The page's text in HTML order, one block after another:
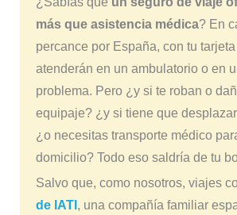
más que asistencia médica? En
percance por España, con tu
atenderán en un ambulatorio o en
problema. Pero ¿y si te roban o
equipaje? ¿y si tiene que
¿o necesitas transporte médico
domicilio? Todo eso saldría de tu
Salvo que, como nosotros, viajes
de IATI , una compañía familiar